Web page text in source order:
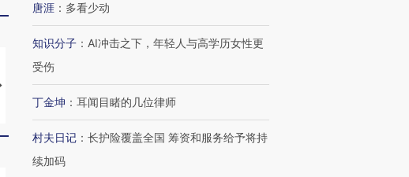
马航飞行员跨国走私7万
粒摇头丸 尿检体内含3种
视线｜被称为“蟑螂”的印
度Z世代 用街头抗争将教
视线｜“入侵”还是“人道危
唐涯 ： 多看少动
知识分子 ： AI冲击之下，年轻人与高学历女性更
受伤
丁金坤 ： 耳闻目睹的几位律师
村夫日记 ： 长护险覆盖全国 筹资和服务给予将持
续加码